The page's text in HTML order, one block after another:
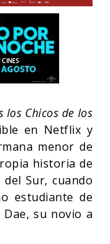
los Chicos de los
en Netflix y
menor de
historia de
Sur, cuando
estudiante de
su novio a